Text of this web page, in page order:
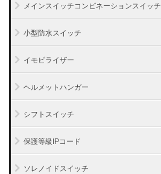
メインスイッチコンビネーションスイッチ
小型防水スイッチ
イモビライザー
ヘルメットハンガー
シフトスイッチ
保護等級IPコード
ソレノイドスイッチ